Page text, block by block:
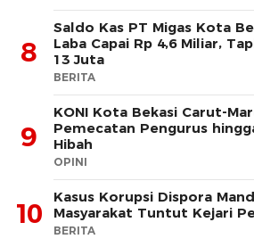
8
Saldo Kas PT Migas Kota
Laba Capai Rp 4,6 Miliar,
13 Juta
BERITA
9
KONI Kota Bekasi Carut-
Pemecatan Pengurus
Hibah
OPINI
10
Kasus Korupsi Dispora
Masyarakat Tuntut Kejari
BERITA